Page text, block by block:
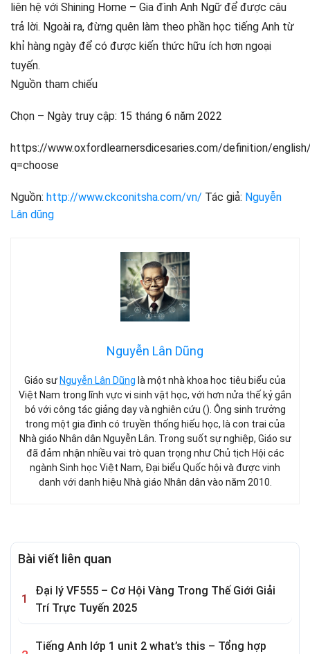
liên hệ với Shining Home – Gia đình Anh Ngữ để được câu
trả lời. Ngoài ra, đừng quên làm theo phần học tiếng Anh từ
khỉ hàng ngày để có được kiến ​​thức hữu ích hơn ngoại
tuyến.
Nguồn tham chiếu
Chọn – Ngày truy cập: 15 tháng 6 năm 2022
https://www.oxfordlearnersdicesaries.com/definition/
q=choose
Nguồn: http://www.ckconitsha.com/vn/ Tác giả: Nguyễn
Lân dũng
Nguyễn Lân Dũng
Giáo sư Nguyễn Lân Dũng là một nhà khoa học tiêu biểu của
Việt Nam trong lĩnh vực vi sinh vật học, với hơn nửa thế kỷ gắn
bó với công tác giảng dạy và nghiên cứu (). Ông sinh trưởng
trong một gia đình có truyền thống hiếu học, là con trai của
Nhà giáo Nhân dân Nguyễn Lân. Trong suốt sự nghiệp, Giáo sư
đã đảm nhận nhiều vai trò quan trọng như Chủ tịch Hội các
ngành Sinh học Việt Nam, Đại biểu Quốc hội và được vinh
danh với danh hiệu Nhà giáo Nhân dân vào năm 2010.
Bài viết liên quan
Đại lý VF555 – Cơ Hội Vàng Trong Thế Giới Giải
Trí Trực Tuyến 2025
Tiếng Anh lớp 1 unit 2 what’s this – Tổng hợp